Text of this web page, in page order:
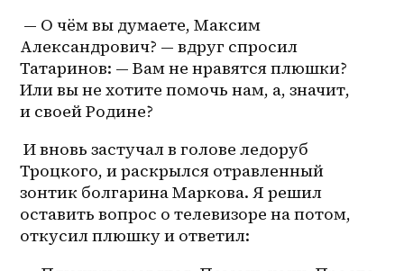
— О чём вы думаете, Максим
Александрович? — вдруг спросил
Татаринов: — Вам не нравятся плюшки?
Или вы не хотите помочь нам, а, значит,
и своей Родине?
И вновь застучал в голове ледоруб
Троцкого, и раскрылся отравленный
зонтик болгарина Маркова. Я решил
оставить вопрос о телевизоре на потом,
откусил плюшку и ответил: